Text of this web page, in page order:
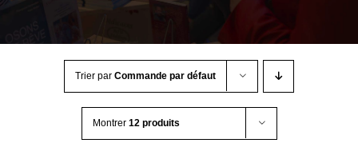
CONTACTTrier par Commande par défaut
Montrer 12 produits